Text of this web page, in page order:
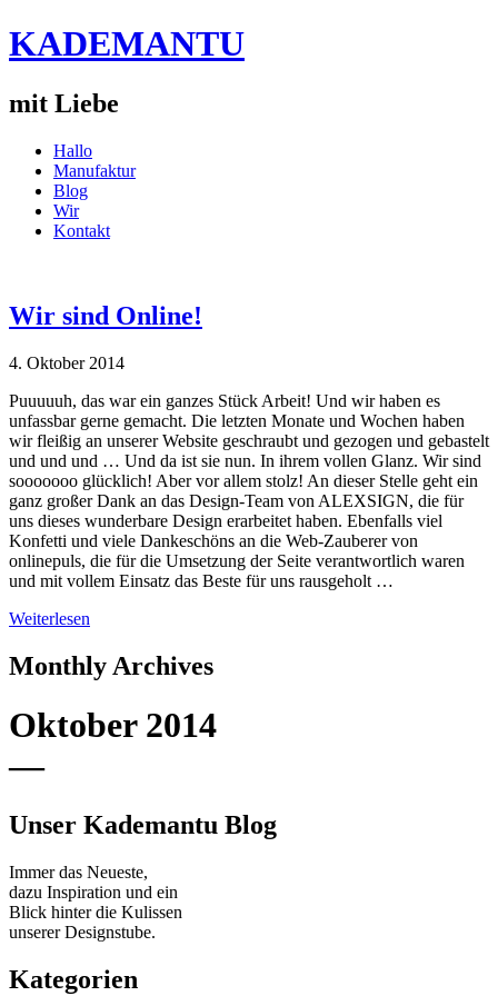
KADEMANTU
mit Liebe
Hallo
Manufaktur
Blog
Wir
Kontakt
Wir sind Online!
4. Oktober 2014
Puuuuuh, das war ein ganzes Stück Arbeit! Und wir haben es
unfassbar gerne gemacht. Die letzten Monate und Wochen haben
wir fleißig an unserer Website geschraubt und gezogen und gebastelt
und und und … Und da ist sie nun. In ihrem vollen Glanz. Wir sind
sooooooo glücklich! Aber vor allem stolz! An dieser Stelle geht ein
ganz großer Dank an das Design-Team von ALEXSIGN, die für
uns dieses wunderbare Design erarbeitet haben. Ebenfalls viel
Konfetti und viele Dankeschöns an die Web-Zauberer von
onlinepuls, die für die Umsetzung der Seite verantwortlich waren
und mit vollem Einsatz das Beste für uns rausgeholt …
Weiterlesen
Monthly Archives
Oktober 2014
—
Unser Kademantu Blog
Immer das Neueste,
dazu Inspiration und ein
Blick hinter die Kulissen
unserer Designstube.
Kategorien